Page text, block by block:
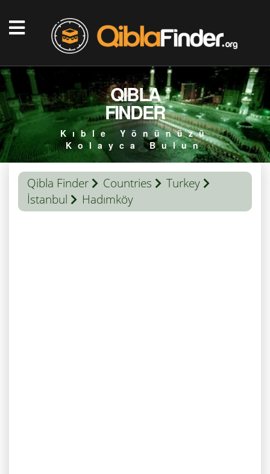
QIBLA
FINDER
Kıble Yönünüzü
Kolayca Bulun
Qibla Finder Countries
Turkey
İstanbul
Hadımköy